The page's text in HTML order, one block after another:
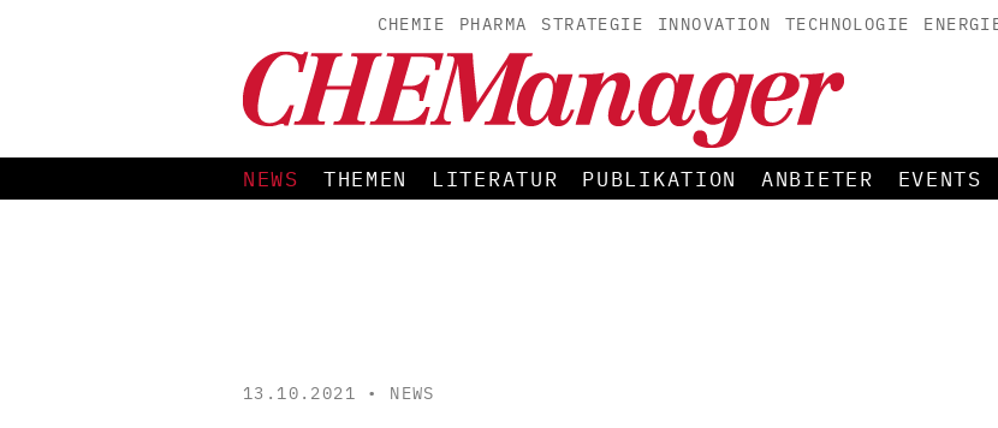
CHEMIE PHARMA STRATEGIE INNOVATION TECHNOLOGIE
NEWS THEMEN LITERATUR PUBLIKATION ANBIETER EVENTS
13.10.2021 • NEWS